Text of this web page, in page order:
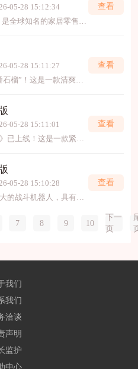
05-28 15:12:34
宜家家居（IKEA）是全球知名的家居零售品牌，1943年创立于瑞典，以“为大众创造更美好的日常生活”为理念。其特色在于提供设计简洁、功能实用且价格实惠的家具和家居用品，涵盖卧室、
查看
05-28 15:11:27
欢迎下载安卓版“番石榴”！这是一款清爽高效的手机工具，主打一键加速、垃圾清理与实时监控，能轻松释放存储、提升运行速度。界面简洁无广告，操作流畅省心，是优化安卓设备、保持手
查看
05-28 15:11:01
《拔河游戏安卓版》已上线！这是一款紧张刺激的多人竞技游戏，完美还原真实拔河的力量对决。选择你的角色，与队友默契配合，在节奏紧凑的比赛中战胜对手！简洁的画面、流畅的操作与多
查看
05-28 15:10:28
擎天战机是一种强大的战斗机器人，具有出色的战斗能力和先进的技术装备。它拥有高速飞行的能力，可以在各种复杂的战场环境中执行任务。擎天战机还配备了强大的武器系统，能够精确
查看
7 8 9 10
下一
页
我们
我们
洽谈
声明
监护
中心